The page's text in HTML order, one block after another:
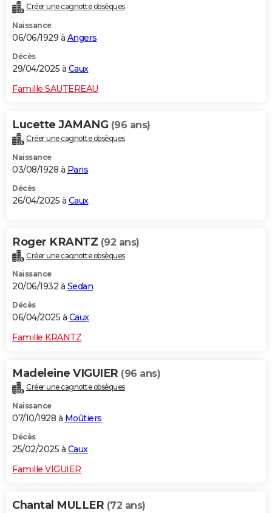
Créer une cagnotte obsèques
Naissance
06/06/1929 à Angers
Décès
29/04/2025 à Caux
Famille SAUTEREAU
Lucette JAMANG (96 ans)
Créer une cagnotte obsèques
Naissance
03/08/1928 à Paris
Décès
26/04/2025 à Caux
Roger KRANTZ (92 ans)
Créer une cagnotte obsèques
Naissance
20/06/1932 à Sedan
Décès
06/04/2025 à Caux
Famille KRANTZ
Madeleine VIGUIER (96 ans)
Créer une cagnotte obsèques
Naissance
07/10/1928 à Moûtiers
Décès
25/02/2025 à Caux
Famille VIGUIER
Chantal MULLER (72 ans)